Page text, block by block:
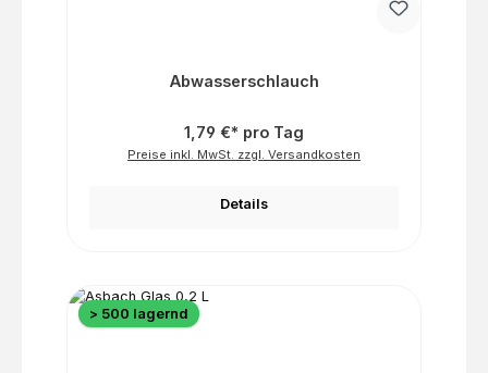
Abwasserschlauch
1,79 €* pro Tag
Preise inkl. MwSt. zzgl. Versandkosten
Details
> 500 lagernd